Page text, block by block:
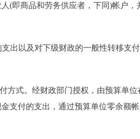
(即商品和劳务供应者，下同)帐户，
以及对下级财政的一般性转移支
式。经财政部门授权，由预算单位
支付的支出，通过预算单位零余额